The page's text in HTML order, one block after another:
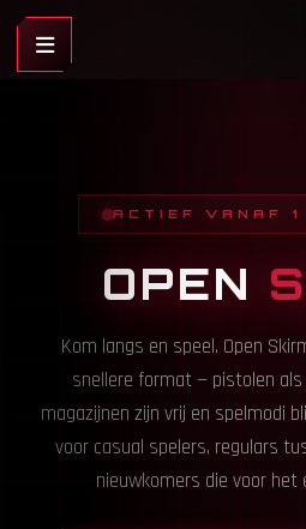
ACTIEF VANAF
OPEN
Kom langs en speel. Open
snellere format — pistolen
magazijnen zijn vrij en spelmodi
voor casual spelers, regulars
nieuwkomers die voor het